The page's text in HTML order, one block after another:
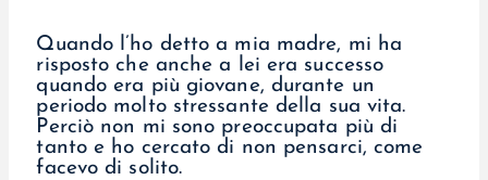
Quando l’ho detto a mia madre, mi ha
risposto che anche a lei era successo
quando era più giovane, durante un
periodo molto stressante della sua vita.
Perciò non mi sono preoccupata più di
tanto e ho cercato di non pensarci, come
facevo di solito.